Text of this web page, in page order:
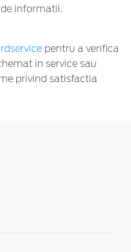
informatii.
pentru a verifica
in service sau
privind satisfactia